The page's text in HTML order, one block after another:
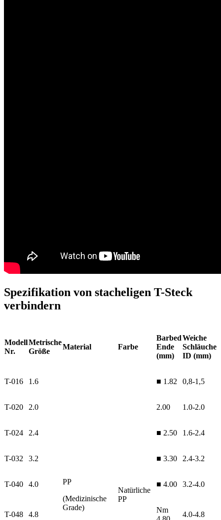
Spezifikation von stacheligen T-Steck
verbindern
Modell
Nr.
Metrische
Größe
Material Farbe
Barbed
Ende
(mm)
Weiche
Schläuche
ID (mm)
T-016 1.6
PP
(Medizinische
Grade)
Natürliche
PP
■ 1.82 0,8-1,5
T-020 2.0 2.00 1.0-2.0
T-024 2.4 ■ 2.50 1.6-2.4
T-032 3.2 ■ 3.30 2.4-3.2
T-040 4.0 ■ 4.00 3.2-4.0
T-048 4.8
Nm
4.0-4.8